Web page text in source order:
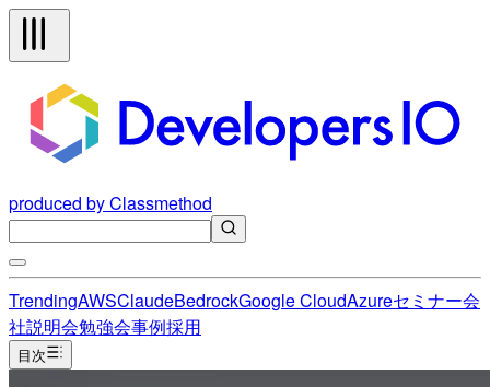
produced by Classmethod
TrendingAWSClaudeBedrockGoogle CloudAzureセミナー会
社説明会勉強会事例採用
目次